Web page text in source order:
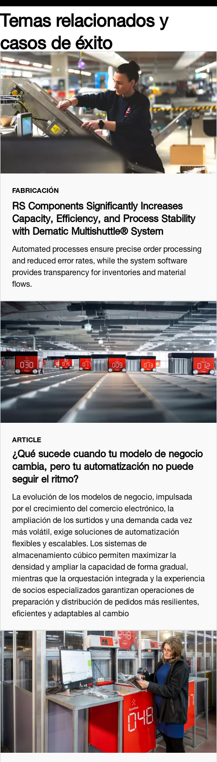
Temas relacionados y
casos de éxito
FABRICACIÓN
RS Components Significantly Increases
Capacity, Efficiency, and Process Stability
with Dematic Multishuttle® System
Automated processes ensure precise order processing
and reduced error rates, while the system software
provides transparency for inventories and material
flows.
ARTICLE
¿Qué sucede cuando tu modelo de negocio
cambia, pero tu automatización no puede
seguir el ritmo?
La evolución de los modelos de negocio, impulsada
por el crecimiento del comercio electrónico, la
ampliación de los surtidos y una demanda cada vez
más volátil, exige soluciones de automatización
flexibles y escalables. Los sistemas de
almacenamiento cúbico permiten maximizar la
densidad y ampliar la capacidad de forma gradual,
mientras que la orquestación integrada y la experiencia
de socios especializados garantizan operaciones de
preparación y distribución de pedidos más resilientes,
eficientes y adaptables al cambio